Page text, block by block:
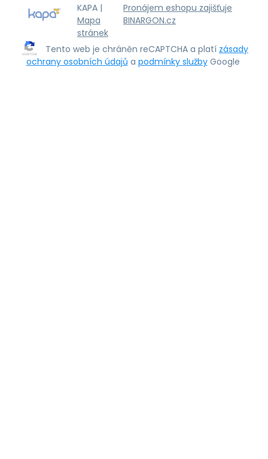
KAPA |
Mapa
stránek
Pronájem eshopu zajišťuje
BINARGON.cz
Tento web je chráněn reCAPTCHA a platí zásady
ochrany osobních údajů a podmínky služby Google